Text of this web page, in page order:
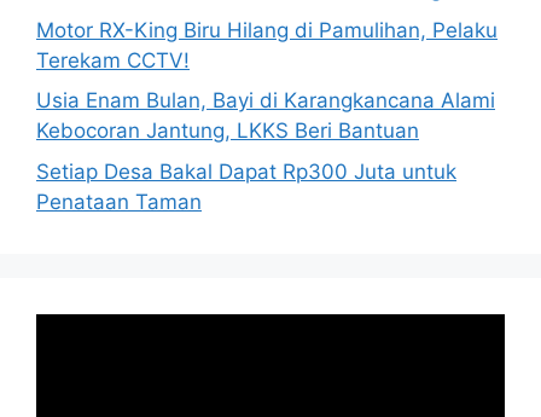
Motor RX-King Biru Hilang di Pamulihan, Pelaku
Terekam CCTV!
Usia Enam Bulan, Bayi di Karangkancana Alami
Kebocoran Jantung, LKKS Beri Bantuan
Setiap Desa Bakal Dapat Rp300 Juta untuk
Penataan Taman